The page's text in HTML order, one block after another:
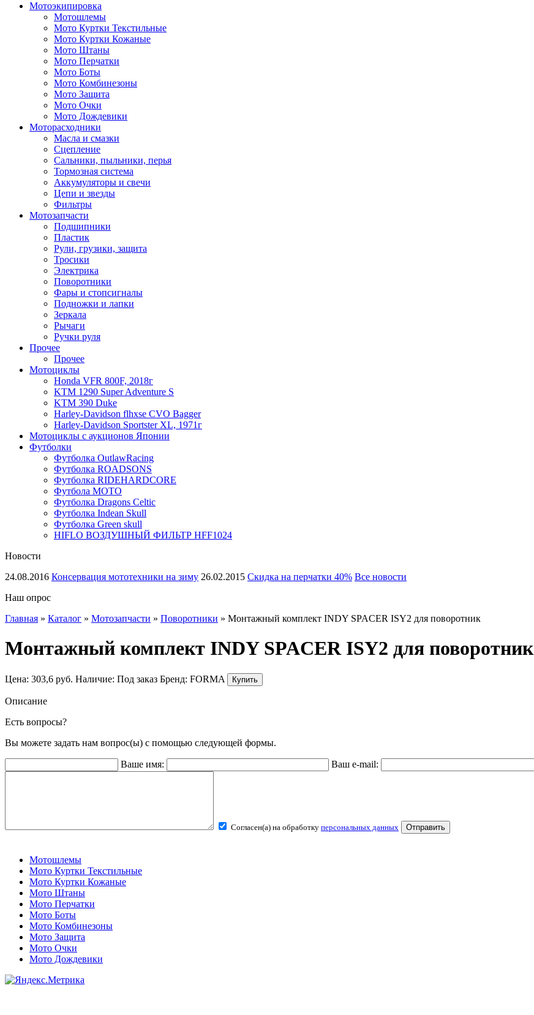
Мотоэкипировка
Мотошлемы
Мото Куртки Текстильные
Мото Куртки Кожаные
Мото Штаны
Мото Перчатки
Мото Боты
Мото Комбинезоны
Мото Защита
Мото Очки
Мото Дождевики
Моторасходники
Масла и смазки
Сцепление
Сальники, пыльники, перья
Тормозная система
Аккумуляторы и свечи
Цепи и звезды
Фильтры
Мотозапчасти
Подшипники
Пластик
Рули, грузики, защита
Тросики
Электрика
Поворотники
Фары и стопсигналы
Подножки и лапки
Зеркала
Рычаги
Ручки руля
Прочее
Прочее
Мотоциклы
Honda VFR 800F, 2018г
KTM 1290 Super Adventure S
KTM 390 Duke
Harley-Davidson flhxse CVO Bagger
Harley-Davidson Sportster XL, 1971г
Мотоциклы с аукционов Японии
Футболки
Футболка OutlawRacing
Футболка ROADSONS
Футболка RIDEHARDCORE
Футбола МОТО
Футболка Dragons Celtic
Футболка Indean Skull
Футболка Green skull
HIFLO ВОЗДУШНЫЙ ФИЛЬТР HFF1024
Новости
24.08.2016 Консервация мототехники на зиму 26.02.2015 Скидка на перчатки 40% Все новости
Наш опрос
Главная » Каталог » Мотозапчасти » Поворотники » Монтажный комплект INDY SPACER ISY2 для поворотник
Монтажный комплект INDY SPACER ISY2 для поворотник
Цена: 303,6 руб. Наличие: Под заказ Бренд: FORMA
Описание
Есть вопросы?
Вы можете задать нам вопрос(ы) с помощью следующей формы.
Ваше имя: Ваш e-mail:
Согласен(а) на обработку персональных данных
Мотошлемы
Мото Куртки Текстильные
Мото Куртки Кожаные
Мото Штаны
Мото Перчатки
Мото Боты
Мото Комбинезоны
Мото Защита
Мото Очки
Мото Дождевики